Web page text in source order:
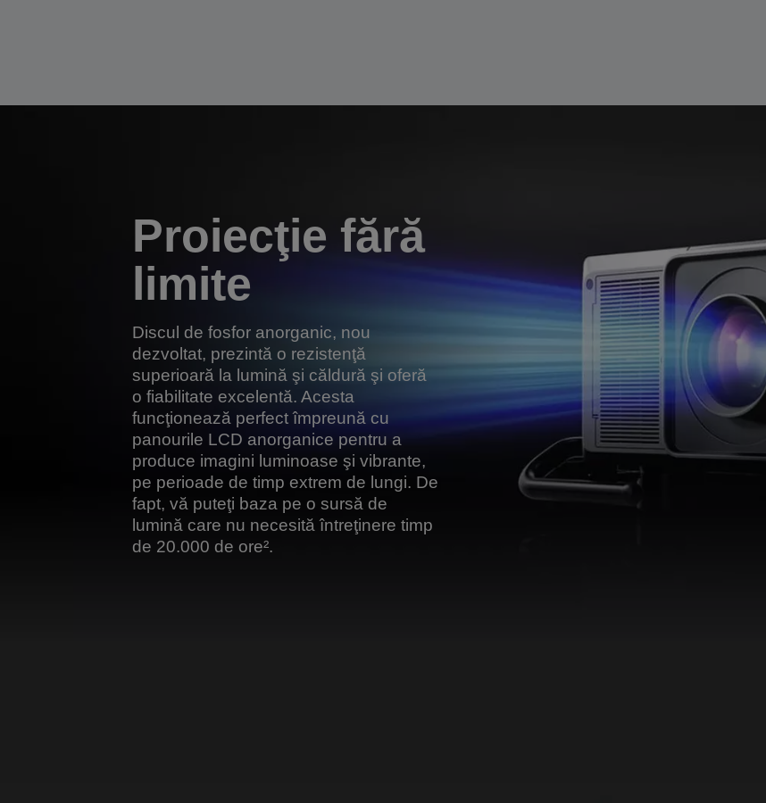
Proiecţie fără
limite
Discul de fosfor anorganic, nou
dezvoltat, prezintă o rezistenţă
superioară la lumină şi căldură şi oferă
o fiabilitate excelentă. Acesta
funcţionează perfect împreună cu
panourile LCD anorganice pentru a
produce imagini luminoase şi vibrante,
pe perioade de timp extrem de lungi. De
fapt, vă puteţi baza pe o sursă de
lumină care nu necesită întreţinere timp
de 20.000 de ore².